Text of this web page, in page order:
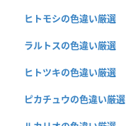
ヒトモシの色違い厳選
ラルトスの色違い厳選
ヒトツキの色違い厳選
ピカチュウの色違い厳選